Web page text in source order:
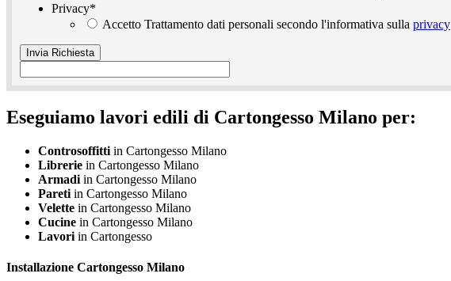
Privacy*
Accetto Trattamento dati personali secondo l'informativa sulla privacy
Eseguiamo lavori edili di Cartongesso Milano per:
Controsoffitti in Cartongesso Milano
Librerie in Cartongesso Milano
Armadi in Cartongesso Milano
Pareti in Cartongesso Milano
Velette in Cartongesso Milano
Cucine in Cartongesso Milano
Lavori in Cartongesso
Installazione Cartongesso Milano